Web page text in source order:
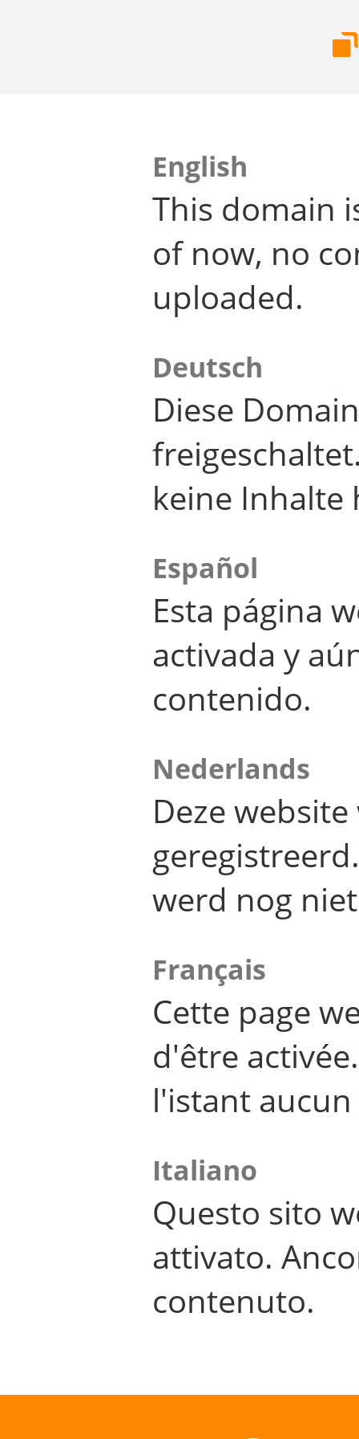
English
This domain
of now, no
uploaded.
Deutsch
Diese
keine Inhalte
Español
Esta página
activada y
contenido.
Nederlands
Deze
werd nog
Français
Cette page
d'être
l'istant
Italiano
Questo sito
attivato.
contenuto.